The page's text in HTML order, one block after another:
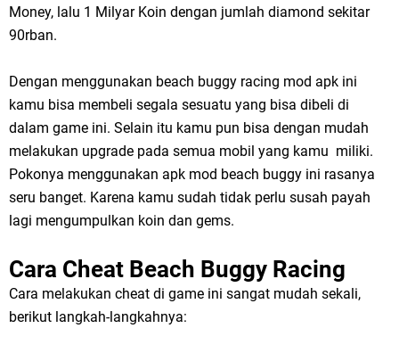
Money, lalu 1 Milyar Koin dengan jumlah diamond sekitar
90rban.
Dengan menggunakan beach buggy racing mod apk ini
kamu bisa membeli segala sesuatu yang bisa dibeli di
dalam game ini. Selain itu kamu pun bisa dengan mudah
melakukan upgrade pada semua mobil yang kamu miliki.
Pokonya menggunakan apk mod beach buggy ini rasanya
seru banget. Karena kamu sudah tidak perlu susah payah
lagi mengumpulkan koin dan gems.
Cara Cheat Beach Buggy Racing
Cara melakukan cheat di game ini sangat mudah sekali,
berikut langkah-langkahnya: